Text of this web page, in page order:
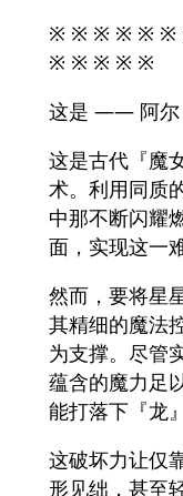
※ ※ ※ ※ ※ ※
※ ※ ※ ※ ※
这是 —— 阿尔
这是古代『魔
术。利用同质
中那不断闪耀
面，实现这一
然而，要将星
其精细的魔法
为支撑。尽管
蕴含的魔力足
能打落下『龙
这破坏力让仅
形见绌，甚至